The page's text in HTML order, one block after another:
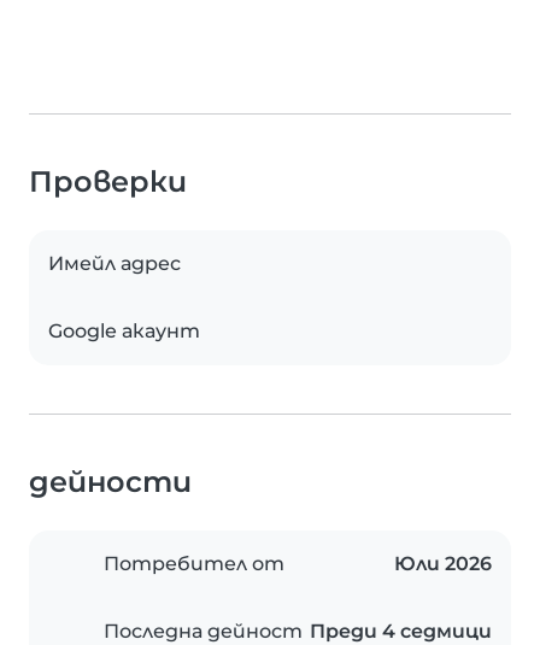
Проверки
Имейл адрес
Google акаунт
дейности
Потребител от Юли 2026
Последна дейност Преди 4 седмици